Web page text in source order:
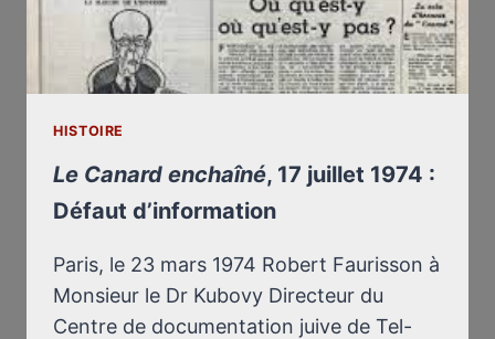
HISTOIRE
Le Canard enchaîné, 17 juillet 1974 :
Défaut d’information
Paris, le 23 mars 1974 Robert Faurisson à
Monsieur le Dr Kubovy Directeur du
Centre de documentation juive de Tel-